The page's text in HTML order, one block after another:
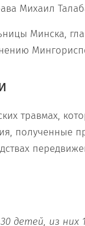
Михаил
Минска,
травмах,
полученные
детей, из них